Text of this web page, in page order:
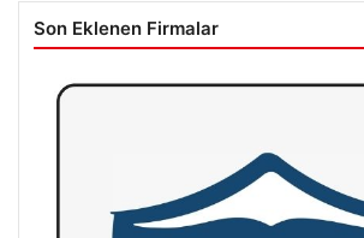
Son Eklenen Firmalar